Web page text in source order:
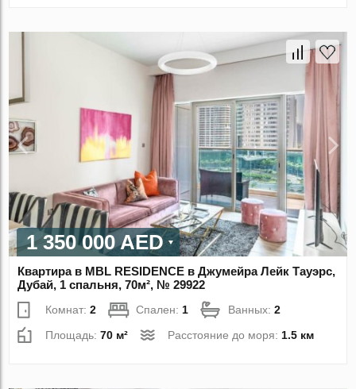
1 350 000 AED
Квартира в MBL RESIDENCE в Джумейра Лейк Тауэрс,
Дубай, 1 спальня, 70м², № 29922
Комнат:2 Спален:1 Ванных:2
Площадь:70 м² Расстояние до моря:1.5 км